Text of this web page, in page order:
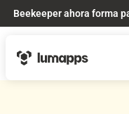
Beekeeper ahora forma